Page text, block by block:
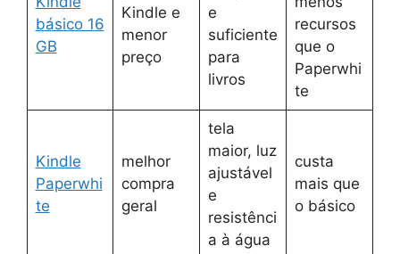
básico 16
GB
Kindle e
menor
preço
e
suficiente
para
livros
recursos
que o
Paperwhi
te
Kindle
Paperwhi
te
melhor
compra
geral
tela
maior, luz
ajustável
e
resistênci
a à água
custa
mais que
o básico